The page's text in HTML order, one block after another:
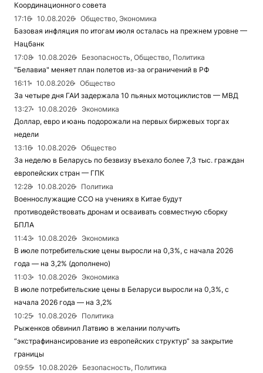
Координационного совета
17:16
10.08.2026
Общество, Экономика
Базовая инфляция по итогам июля осталась на прежнем уровне —
Нацбанк
17:08
10.08.2026
Безопасность, Общество, Политика
"Белавиа" меняет план полетов из-за ограничений в РФ
16:11
10.08.2026
Общество
За четыре дня ГАИ задержала 10 пьяных мотоциклистов — МВД
13:27
10.08.2026
Экономика
Доллар, евро и юань подорожали на первых биржевых торгах
недели
13:16
10.08.2026
Общество
За неделю в Беларусь по безвизу въехало более 7,3 тыс. граждан
европейских стран — ГПК
12:28
10.08.2026
Политика
Военнослужащие ССО на учениях в Китае будут
противодействовать дронам и осваивать совместную сборку
БПЛА
11:43
10.08.2026
Экономика
В июле потребительские цены выросли на 0,3%, с начала 2026
года — на 3,2% (дополнено)
11:03
10.08.2026
Экономика
В июле потребительские цены в Беларуси выросли на 0,3%, с
начала 2026 года — на 3,2%
10:25
10.08.2026
Политика
Рыженков обвинил Латвию в желании получить
“экстрафинансирование из европейских структур” за закрытие
границы
09:55
10.08.2026
Безопасность, Политика